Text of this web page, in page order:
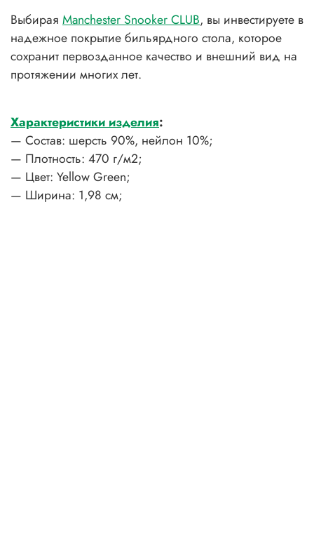
Выбирая Manchester Snooker CLUB, вы инвестируете в
надежное покрытие бильярдного стола, которое
сохранит первозданное качество и внешний вид на
протяжении многих лет.
Характеристики изделия:
— Состав: шерсть 90%, нейлон 10%;
— Плотность: 470 г/м2;
— Цвет: Yellow Green;
— Ширина: 1,98 см;